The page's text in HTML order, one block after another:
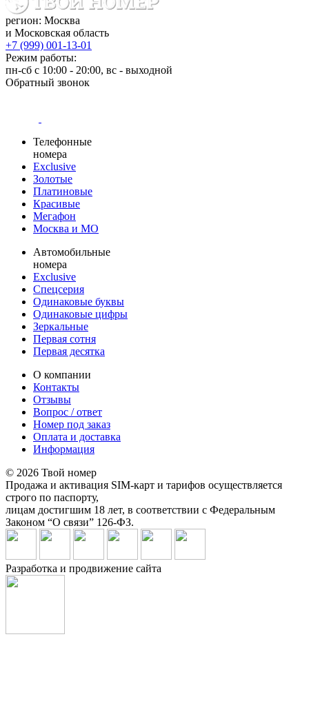
регион: Москва
и Московская область
+7 (999) 001-13-01
Режим работы:
пн-сб с 10:00 - 20:00, вс - выходной
Обратный звонок
Телефонные
номера
Exclusive
Золотые
Платиновые
Красивые
Мегафон
Москва и МО
Автомобильные
номера
Exclusive
Спецсерия
Одинаковые буквы
Одинаковые цифры
Зеркальные
Первая сотня
Первая десятка
О компании
Контакты
Отзывы
Вопрос / ответ
Номер под заказ
Оплата и доставка
Информация
© 2026 Твой номер
Продажа и активация SIM-карт и тарифов осуществляется
строго по паспорту,
лицам достигшим 18 лет, в соответствии с Федеральным
Законом “О связи” 126-ФЗ.
Разработка и продвижение сайта